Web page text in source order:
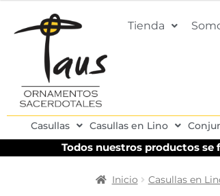
Tienda
Casullas Casullas en Lino
Todos nuestros productos se
Inicio Casullas en